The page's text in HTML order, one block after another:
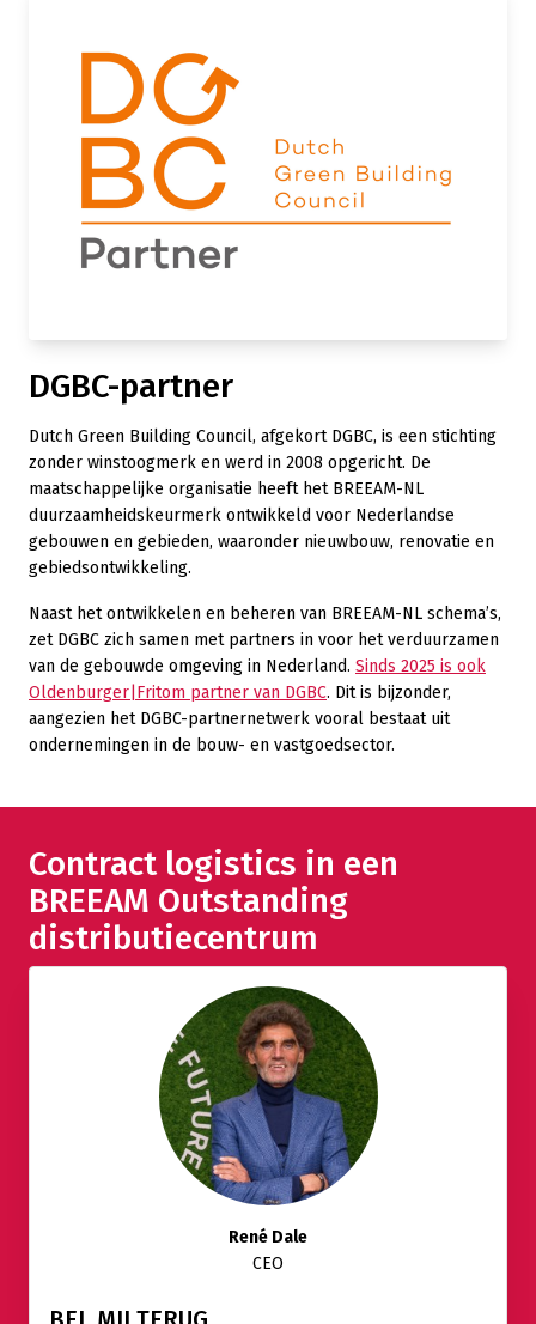
DGBC-partner
Dutch Green Building Council, afgekort DGBC, is een stichting
zonder winstoogmerk en werd in 2008 opgericht. De
maatschappelijke organisatie heeft het BREEAM-NL
duurzaamheidskeurmerk ontwikkeld voor Nederlandse
gebouwen en gebieden, waaronder nieuwbouw, renovatie en
gebiedsontwikkeling.
Naast het ontwikkelen en beheren van BREEAM-NL schema’s,
zet DGBC zich samen met partners in voor het verduurzamen
van de gebouwde omgeving in Nederland. Sinds 2025 is ook
Oldenburger|Fritom partner van DGBC. Dit is bijzonder,
aangezien het DGBC-partnernetwerk vooral bestaat uit
ondernemingen in de bouw- en vastgoedsector.
Contract logistics in een
BREEAM Outstanding
distributiecentrum
René Dale
CEO